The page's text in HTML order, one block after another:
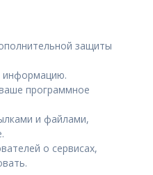
защиты
информацию.
программное
и файлами,
о сервисах,